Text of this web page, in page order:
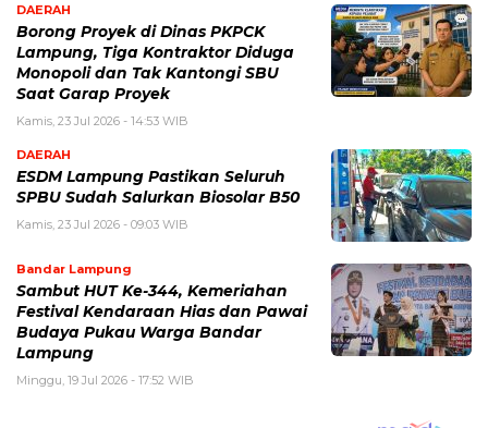
DAERAH
Borong Proyek di Dinas PKPCK
Lampung, Tiga Kontraktor Diduga
Monopoli dan Tak Kantongi SBU
Saat Garap Proyek
Kamis, 23 Jul 2026 - 14:53 WIB
DAERAH
ESDM Lampung Pastikan Seluruh
SPBU Sudah Salurkan Biosolar B50
Kamis, 23 Jul 2026 - 09:03 WIB
Bandar Lampung
Sambut HUT Ke-344, Kemeriahan
Festival Kendaraan Hias dan Pawai
Budaya Pukau Warga Bandar
Lampung
Minggu, 19 Jul 2026 - 17:52 WIB